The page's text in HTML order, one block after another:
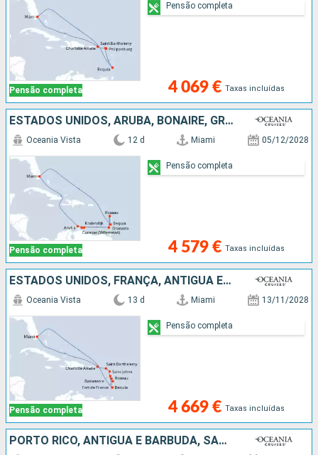
Pensão completa 4 069 € Taxas incluídas
Pensão completa
ESTADOS UNIDOS, ARUBA, BONAIRE, GRENADA, DOMINICA, ST VINCENT E GRENADINES
Pensão completa
Oceania Vista 12 d Miami 05/12/2028
4 579 € Taxas incluídas
Pensão completa
ESTADOS UNIDOS, FRANÇA, ANTÍGUA E BARBUDA, MARTINICA, DOMINICA, GUADALUPE, ST VINCENT E GRENADINES
Pensão completa
Oceania Vista 13 d Miami 13/11/2028
4 669 € Taxas incluídas
Pensão completa
PORTO RICO, ANTÍGUA E BARBUDA, SANTA LÚCIA, BARBADOS, DOMINICA, ST VINCENT E GRENADINES, ESTADOS UNIDOS